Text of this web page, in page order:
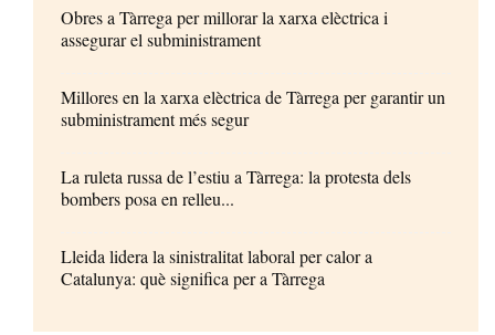
Obres a Tàrrega per millorar la xarxa elèctrica i
assegurar el subministrament
Millores en la xarxa elèctrica de Tàrrega per garantir un
subministrament més segur
La ruleta russa de l’estiu a Tàrrega: la protesta dels
bombers posa en relleu...
Lleida lidera la sinistralitat laboral per calor a
Catalunya: què significa per a Tàrrega